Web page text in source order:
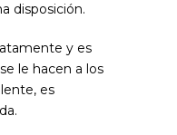
disposición.
y es
le hacen a los
es